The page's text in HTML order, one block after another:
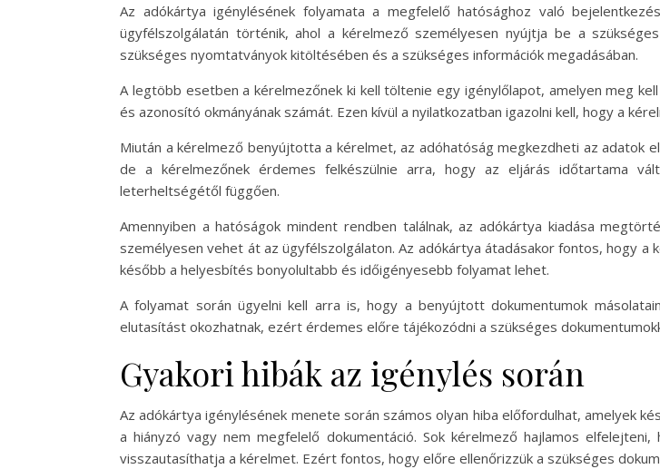
Az adókártya igénylésének folyamata a megfelelő hatósághoz való
ügyfélszolgálatán történik, ahol a kérelmező személyesen nyújtja be a
szükséges nyomtatványok kitöltésében és a szükséges információk megadásában.
A legtöbb esetben a kérelmezőnek ki kell töltenie egy igénylőlapot, amelyen meg
és azonosító okmányának számát. Ezen kívül a nyilatkozatban igazolni kell, hogy a
Miután a kérelmező benyújtotta a kérelmet, az adóhatóság megkezdheti az adatok
de a kérelmezőnek érdemes felkészülnie arra, hogy az eljárás időtartama
leterheltségétől függően.
Amennyiben a hatóságok mindent rendben találnak, az adókártya kiadása
személyesen vehet át az ügyfélszolgálaton. Az adókártya átadásakor fontos, hogy
később a helyesbítés bonyolultabb és időigényesebb folyamat lehet.
A folyamat során ügyelni kell arra is, hogy a benyújtott dokumentumok
elutasítást okozhatnak, ezért érdemes előre tájékozódni a szükséges
Gyakori hibák az igénylés során
Az adókártya igénylésének menete során számos olyan hiba előfordulhat, amelyek
a hiányzó vagy nem megfelelő dokumentáció. Sok kérelmező hajlamos
visszautasíthatja a kérelmet. Ezért fontos, hogy előre ellenőrizzük a szükséges